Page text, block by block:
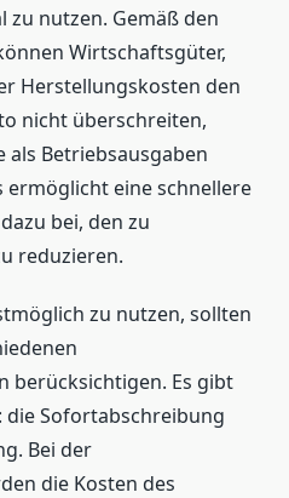
nutzen. Gemäß den
Wirtschaftsgüter,
Herstellungskosten den
nicht überschreiten,
Betriebsausgaben
ermöglicht eine schnellere
bei, den zu
reduzieren.
zu nutzen, sollten
berücksichtigen. Es gibt
Sofortabschreibung
Bei der
die Kosten des